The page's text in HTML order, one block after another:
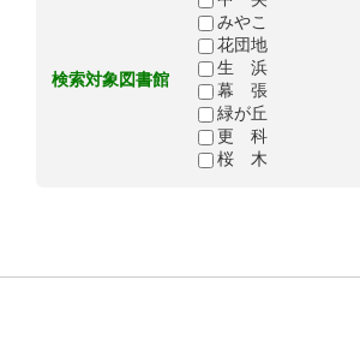
検索対象図書館
みやこ
花団地
生 浜
幕 張
緑が丘
更 科
桜 木